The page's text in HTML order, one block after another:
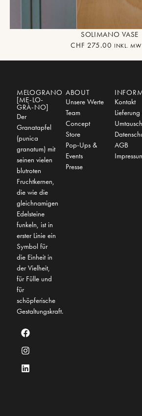
SOLIMANO VASE
CHF 275.00 INKL.
MELOGRANO
[ME-LO-
GRÀ-NO]
Der
Granatapfel
(punica
granatum) mit
seinen vielen
blutroten
Fruchtkernen,
die wie die
gleichnamigen
Edelsteine
funkeln, ist in
erster Linie ein
Symbol für
die Einheit in
der Vielheit,
für Fülle und
für
schöpferische
Gestaltungskraft.
ABOUT
Unsere Werte
Team
Concept
Store
Pop-Ups &
Events
Presse
Kontakt
Umtausch
AGB